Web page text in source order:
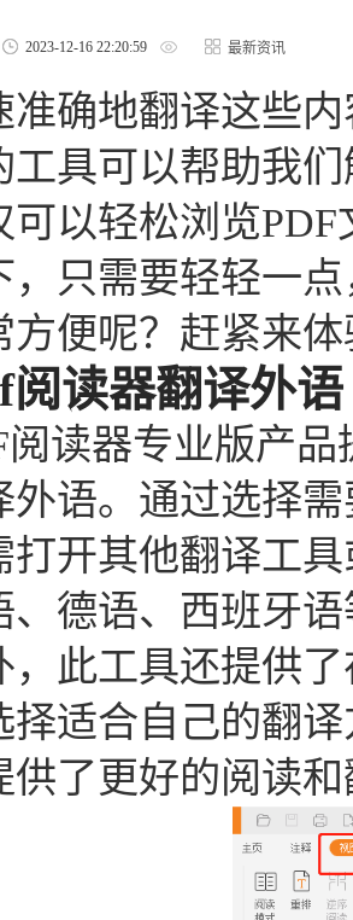
2023-12-16 22:20:59 最新资讯
准确地翻译这些
工具可以帮助我
可以轻松浏览
，只需要轻轻一
方便呢？赶紧来
读器翻译外语
阅读器专业版产
外语。通过选择
打开其他翻译工
、德语、西班牙
，此工具还提供
择适合自己的翻
供了更好的阅读